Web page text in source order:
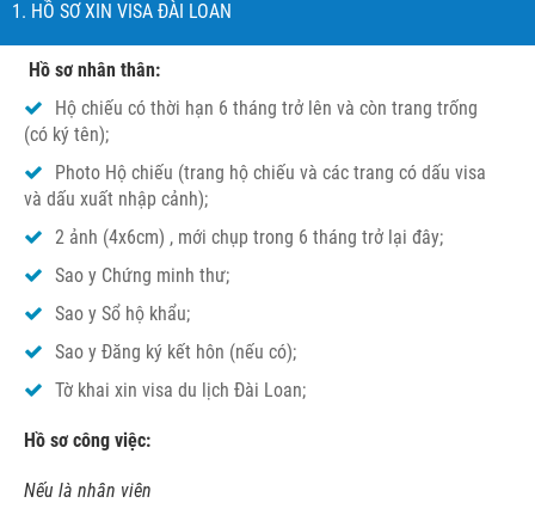
1. HỒ SƠ XIN VISA ĐÀI LOAN
Hồ sơ nhân thân:
Hộ chiếu có thời hạn 6 tháng trở lên và còn trang trống
(có ký tên);
Photo Hộ chiếu (trang hộ chiếu và các trang có dấu visa
và dấu xuất nhập cảnh);
2 ảnh (4x6cm) , mới chụp trong 6 tháng trở lại đây;
Sao y Chứng minh thư;
Sao y Sổ hộ khẩu;
Sao y Đăng ký kết hôn (nếu có);
Tờ khai xin visa du lịch Đài Loan;
Hồ sơ công việc:
Nếu là nhân viên